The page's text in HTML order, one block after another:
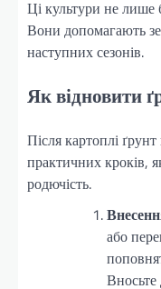
Ці культури не лише
Вони допомагають
наступних сезонів.
Як відновити
Після картоплі
практичних кроків,
родючість.
або